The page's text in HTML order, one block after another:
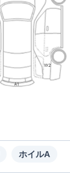
ホイルA